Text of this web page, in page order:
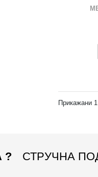
Прикажани
? СТРУЧНА